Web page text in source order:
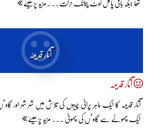
تھا جبکہ باقی پاگل اوٹ پتانگ حرکت... مزید پڑھیئے
آثار قدیمہ
آثار قدیمہ
آثار قدیمہ کا ایک ماہر پرانی چیزوں کی تلاش میں شہر شہر اور
ایک چھوٹے سے گاوٴں کی چھوٹی ... مزید پڑھیئے